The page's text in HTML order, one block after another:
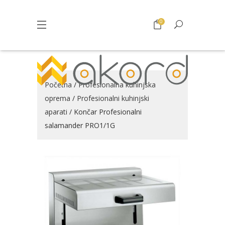
0
Početna /Profesionalna kuhinjska
oprema / Profesionalni kuhinjski
aparati / Končar Profesionalni
salamander PRO1/1G